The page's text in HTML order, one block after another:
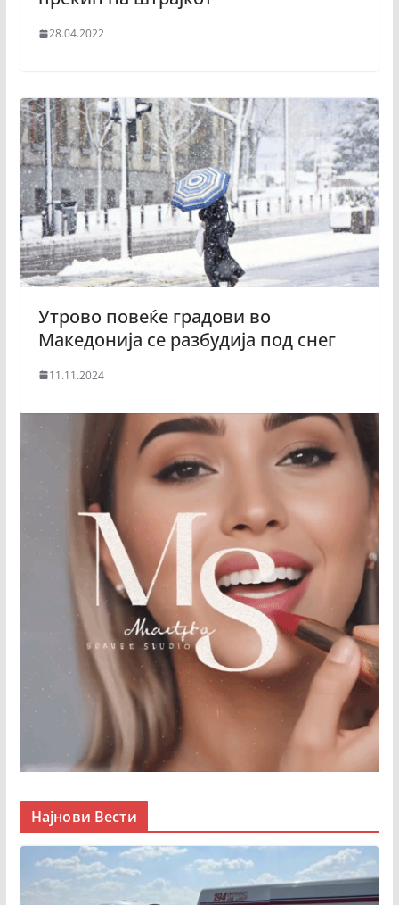
28.04.2022
Утрово повеќе градови во
Македонија се разбудија под снег
11.11.2024
Најнови Вести